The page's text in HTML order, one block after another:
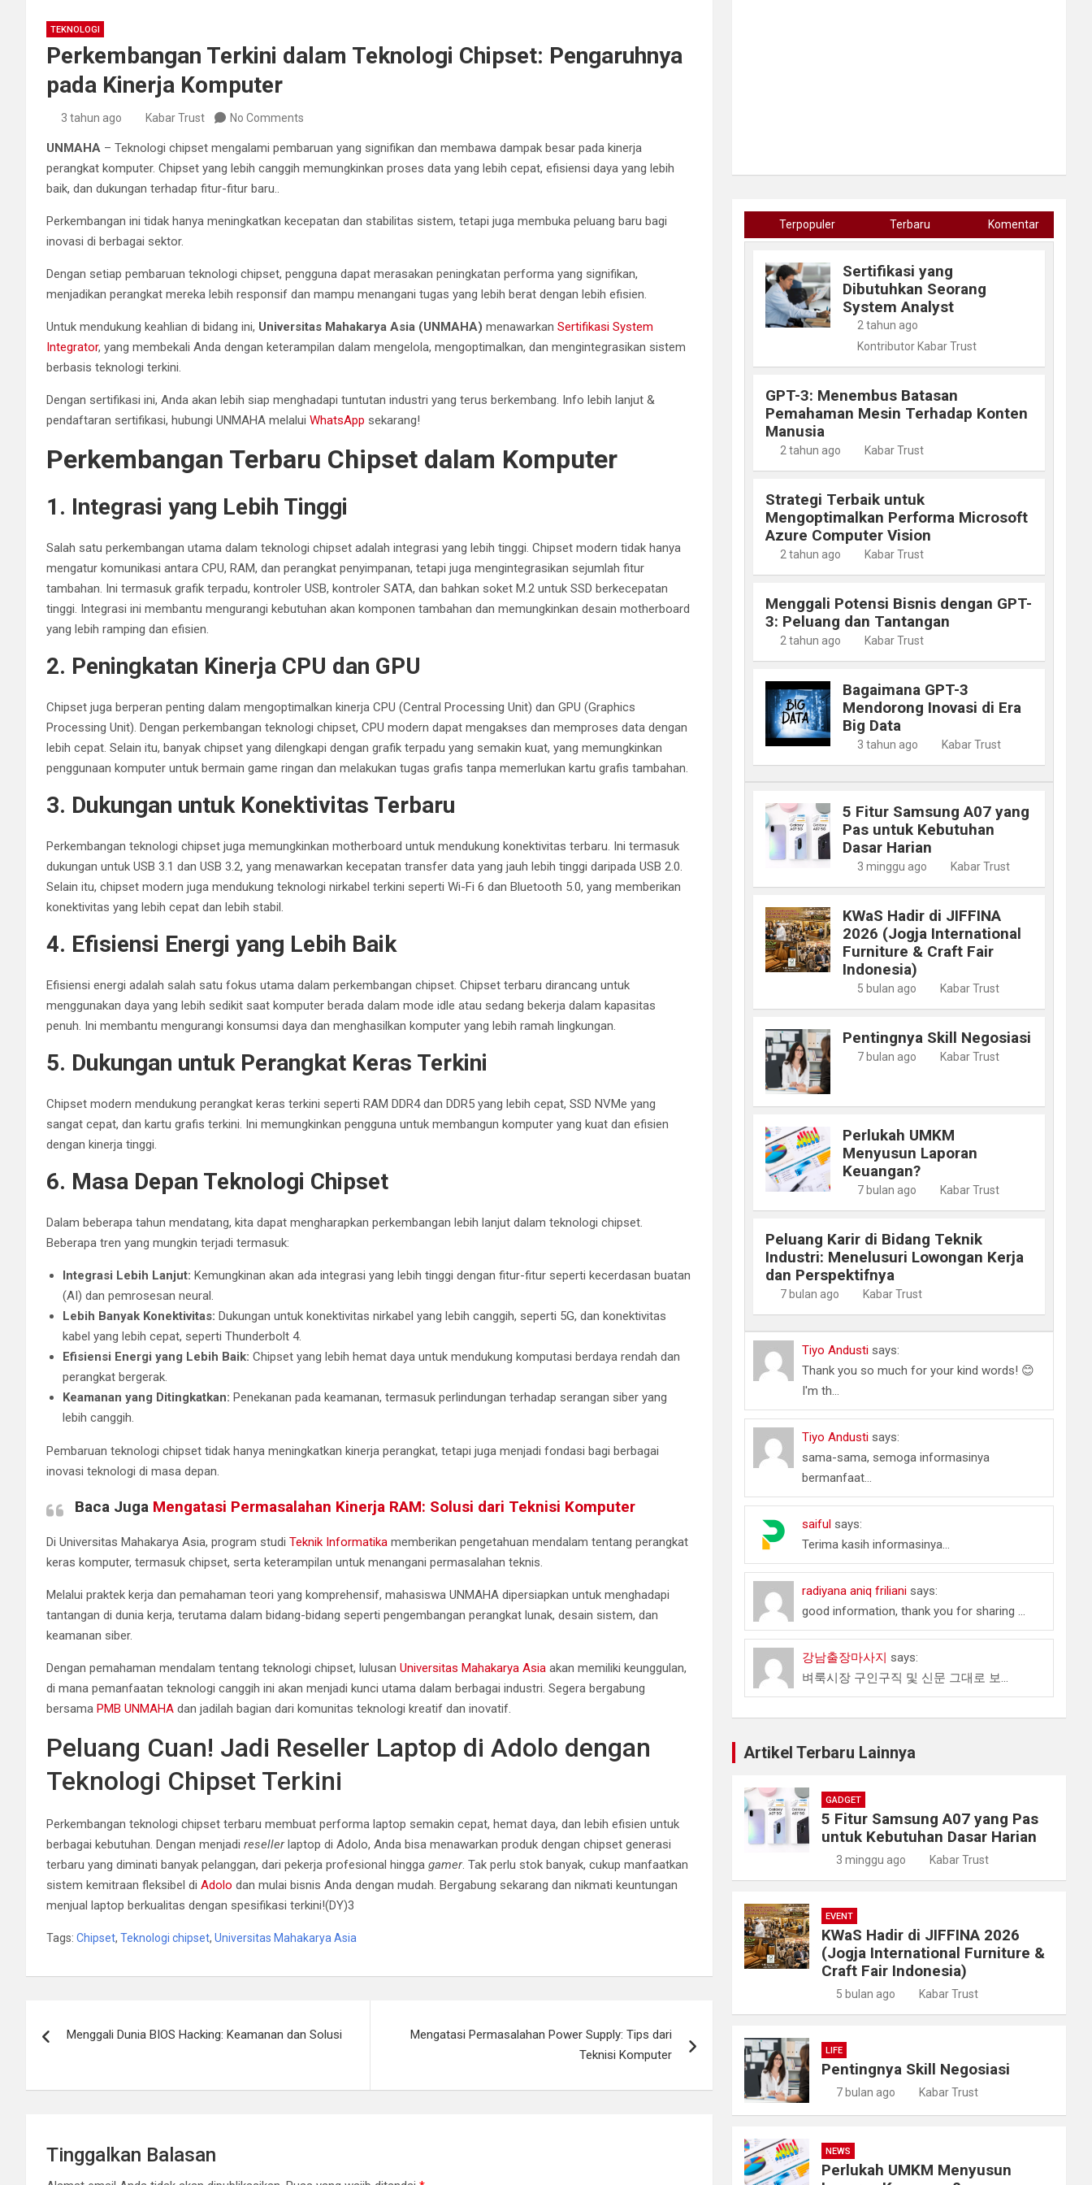
TEKNOLOGI
Perkembangan Terkini dalam Teknologi Chipset: Pengaruhnya
pada Kinerja Komputer
3 tahun ago Kabar Trust No Comments
UNMAHA – Teknologi chipset mengalami pembaruan yang signifikan dan membawa dampak besar pada kinerja
perangkat komputer. Chipset yang lebih canggih memungkinkan proses data yang lebih cepat, efisiensi daya yang lebih
baik, dan dukungan terhadap fitur-fitur baru..
Perkembangan ini tidak hanya meningkatkan kecepatan dan stabilitas sistem, tetapi juga membuka peluang baru bagi
inovasi di berbagai sektor.
Dengan setiap pembaruan teknologi chipset, pengguna dapat merasakan peningkatan performa yang signifikan,
menjadikan perangkat mereka lebih responsif dan mampu menangani tugas yang lebih berat dengan lebih efisien.
Untuk mendukung keahlian di bidang ini, Universitas Mahakarya Asia (UNMAHA) menawarkan Sertifikasi System
Integrator, yang membekali Anda dengan keterampilan dalam mengelola, mengoptimalkan, dan mengintegrasikan sistem
berbasis teknologi terkini.
Dengan sertifikasi ini, Anda akan lebih siap menghadapi tuntutan industri yang terus berkembang. Info lebih lanjut &
pendaftaran sertifikasi, hubungi UNMAHA melalui WhatsApp sekarang!
Perkembangan Terbaru Chipset dalam Komputer
1. Integrasi yang Lebih Tinggi
Salah satu perkembangan utama dalam teknologi chipset adalah integrasi yang lebih tinggi. Chipset modern tidak hanya
mengatur komunikasi antara CPU, RAM, dan perangkat penyimpanan, tetapi juga mengintegrasikan sejumlah fitur
tambahan. Ini termasuk grafik terpadu, kontroler USB, kontroler SATA, dan bahkan soket M.2 untuk SSD berkecepatan
tinggi. Integrasi ini membantu mengurangi kebutuhan akan komponen tambahan dan memungkinkan desain motherboard
yang lebih ramping dan efisien.
2. Peningkatan Kinerja CPU dan GPU
Chipset juga berperan penting dalam mengoptimalkan kinerja CPU (Central Processing Unit) dan GPU (Graphics
Processing Unit). Dengan perkembangan teknologi chipset, CPU modern dapat mengakses dan memproses data dengan
lebih cepat. Selain itu, banyak chipset yang dilengkapi dengan grafik terpadu yang semakin kuat, yang memungkinkan
penggunaan komputer untuk bermain game ringan dan melakukan tugas grafis tanpa memerlukan kartu grafis tambahan.
3. Dukungan untuk Konektivitas Terbaru
Perkembangan teknologi chipset juga memungkinkan motherboard untuk mendukung konektivitas terbaru. Ini termasuk
dukungan untuk USB 3.1 dan USB 3.2, yang menawarkan kecepatan transfer data yang jauh lebih tinggi daripada USB 2.0.
Selain itu, chipset modern juga mendukung teknologi nirkabel terkini seperti Wi-Fi 6 dan Bluetooth 5.0, yang memberikan
konektivitas yang lebih cepat dan lebih stabil.
4. Efisiensi Energi yang Lebih Baik
Efisiensi energi adalah salah satu fokus utama dalam perkembangan chipset. Chipset terbaru dirancang untuk
menggunakan daya yang lebih sedikit saat komputer berada dalam mode idle atau sedang bekerja dalam kapasitas
penuh. Ini membantu mengurangi konsumsi daya dan menghasilkan komputer yang lebih ramah lingkungan.
5. Dukungan untuk Perangkat Keras Terkini
Chipset modern mendukung perangkat keras terkini seperti RAM DDR4 dan DDR5 yang lebih cepat, SSD NVMe yang
sangat cepat, dan kartu grafis terkini. Ini memungkinkan pengguna untuk membangun komputer yang kuat dan efisien
dengan kinerja tinggi.
6. Masa Depan Teknologi Chipset
Dalam beberapa tahun mendatang, kita dapat mengharapkan perkembangan lebih lanjut dalam teknologi chipset.
Beberapa tren yang mungkin terjadi termasuk:
Integrasi Lebih Lanjut: Kemungkinan akan ada integrasi yang lebih tinggi dengan fitur-fitur seperti kecerdasan buatan
(AI) dan pemrosesan neural.
Lebih Banyak Konektivitas: Dukungan untuk konektivitas nirkabel yang lebih canggih, seperti 5G, dan konektivitas
kabel yang lebih cepat, seperti Thunderbolt 4.
Efisiensi Energi yang Lebih Baik: Chipset yang lebih hemat daya untuk mendukung komputasi berdaya rendah dan
perangkat bergerak.
Keamanan yang Ditingkatkan: Penekanan pada keamanan, termasuk perlindungan terhadap serangan siber yang
lebih canggih.
Pembaruan teknologi chipset tidak hanya meningkatkan kinerja perangkat, tetapi juga menjadi fondasi bagi berbagai
inovasi teknologi di masa depan.
Baca Juga Mengatasi Permasalahan Kinerja RAM: Solusi dari Teknisi Komputer
Di Universitas Mahakarya Asia, program studi Teknik Informatika memberikan pengetahuan mendalam tentang perangkat
keras komputer, termasuk chipset, serta keterampilan untuk menangani permasalahan teknis.
Melalui praktek kerja dan pemahaman teori yang komprehensif, mahasiswa UNMAHA dipersiapkan untuk menghadapi
tantangan di dunia kerja, terutama dalam bidang-bidang seperti pengembangan perangkat lunak, desain sistem, dan
keamanan siber.
Dengan pemahaman mendalam tentang teknologi chipset, lulusan Universitas Mahakarya Asia akan memiliki keunggulan,
di mana pemanfaatan teknologi canggih ini akan menjadi kunci utama dalam berbagai industri. Segera bergabung
bersama PMB UNMAHA dan jadilah bagian dari komunitas teknologi kreatif dan inovatif.
Peluang Cuan! Jadi Reseller Laptop di Adolo dengan
Teknologi Chipset Terkini
Perkembangan teknologi chipset terbaru membuat performa laptop semakin cepat, hemat daya, dan lebih efisien untuk
berbagai kebutuhan. Dengan menjadi resellerlaptop di Adolo, Anda bisa menawarkan produk dengan chipset generasi
terbaru yang diminati banyak pelanggan, dari pekerja profesional hingga gamer. Tak perlu stok banyak, cukup manfaatkan
sistem kemitraan fleksibel di Adolo dan mulai bisnis Anda dengan mudah. Bergabung sekarang dan nikmati keuntungan
menjual laptop berkualitas dengan spesifikasi terkini!(DY)3
Tags: Chipset, Teknologi chipset, Universitas Mahakarya Asia
posMenggali Dunia BIOS Hacking: Keamanan dan Solusi
Mengatasi Permasalahan Power Supply: Tips dari
Teknisi Komputer
Tinggalkan Balasan
Terpopuler Terbaru Komentar
Sertifikasi yang
Dibutuhkan Seorang
System Analyst
2 tahun ago
Kontributor Kabar Trust
GPT-3: Menembus Batasan
Pemahaman Mesin Terhadap Konten
Manusia
2 tahun ago Kabar Trust
Strategi Terbaik untuk
Mengoptimalkan Performa Microsoft
Azure Computer Vision
2 tahun ago Kabar Trust
Menggali Potensi Bisnis dengan GPT-
3: Peluang dan Tantangan
2 tahun ago Kabar Trust
Bagaimana GPT-3
Mendorong Inovasi di Era
Big Data
3 tahun ago Kabar Trust
5 Fitur Samsung A07 yang
Pas untuk Kebutuhan
Dasar Harian
3 minggu ago Kabar Trust
KWaS Hadir di JIFFINA
2026 (Jogja International
Furniture & Craft Fair
Indonesia)
5 bulan ago Kabar Trust
Pentingnya Skill Negosiasi
7 bulan ago Kabar Trust
Perlukah UMKM
Menyusun Laporan
Keuangan?
7 bulan ago Kabar Trust
Peluang Karir di Bidang Teknik
Industri: Menelusuri Lowongan Kerja
dan Perspektifnya
7 bulan ago Kabar Trust
Tiyo Andusti says:
Thank you so much for your kind words! 😊
I'm th...
Tiyo Andusti says:
sama-sama, semoga informasinya
bermanfaat...
saiful says:
Terima kasih informasinya...
radiyana aniq friliani says:
good information, thank you for sharing ...
강남출장마사지 says:
벼룩시장 구인구직 및 신문 그대로 보...
Artikel Terbaru Lainnya
GADGET
5 Fitur Samsung A07 yang Pas
untuk Kebutuhan Dasar Harian
3 minggu ago Kabar Trust
EVENT
KWaS Hadir di JIFFINA 2026
(Jogja International Furniture &
Craft Fair Indonesia)
5 bulan ago Kabar Trust
LIFE
Pentingnya Skill Negosiasi
7 bulan ago Kabar Trust
NEWS
Perlukah UMKM Menyusun